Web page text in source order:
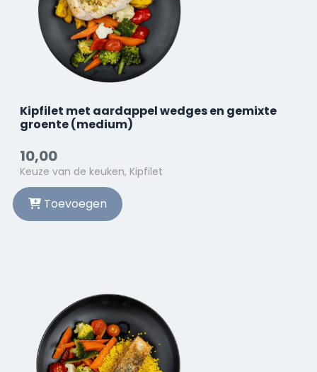
Kipfilet met aardappel wedges en gemixte
groente (medium)
10,00
Keuze van de keuken, Kipfilet
Toevoegen